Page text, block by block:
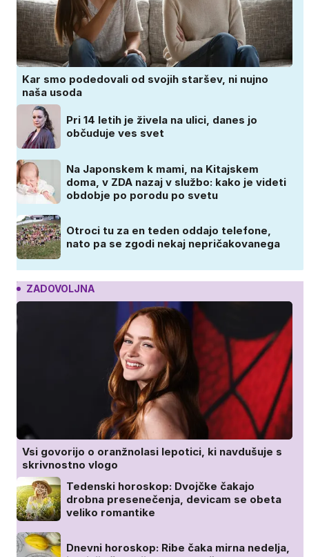
Kar smo podedovali od svojih staršev, ni nujno
naša usoda
Pri 14 letih je živela na ulici, danes jo
občuduje ves svet
Na Japonskem k mami, na Kitajskem
doma, v ZDA nazaj v službo: kako je videti
obdobje po porodu po svetu
Otroci tu za en teden oddajo telefone,
nato pa se zgodi nekaj nepričakovanega
ZADOVOLJNA
Vsi govorijo o oranžnolasi lepotici, ki navdušuje s
skrivnostno vlogo
Tedenski horoskop: Dvojčke čakajo
drobna presenečenja, devicam se obeta
veliko romantike
Dnevni horoskop: Ribe čaka mirna nedelja,